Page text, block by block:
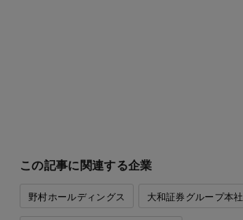
この記事に関連する企業
野村ホールディングス 大和証券グループ本社